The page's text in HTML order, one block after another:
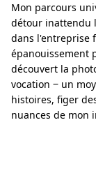
Mon parcours
détour inattendu
dans l'entreprise
épanouissement
découvert la
vocation ‒ un
histoires, figer
nuances de mon